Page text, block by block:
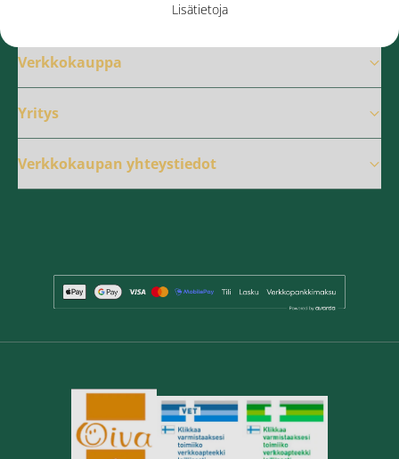
Verkkokauppa
Yritys
Verkkokaupan yhteystiedot
Lisätietoja